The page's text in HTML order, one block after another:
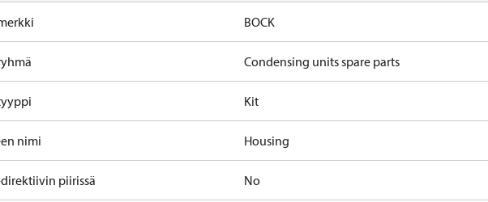
BOCK
Condensing units spare parts
Kit
nimi Housing
direktiivin piirissä No